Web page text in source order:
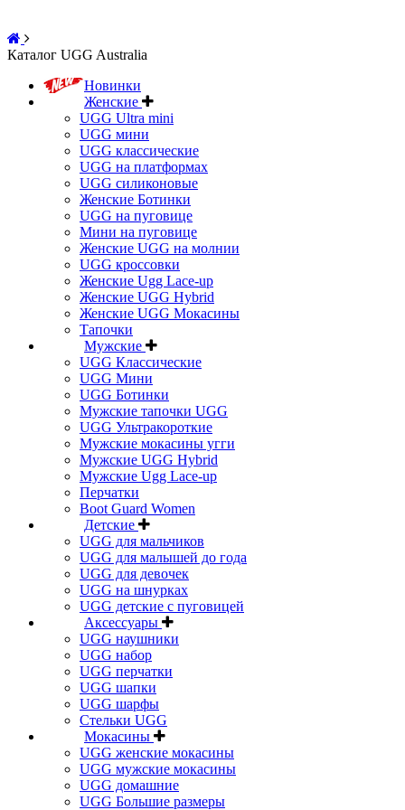
Каталог UGG Australia
Новинки
Женские
UGG Ultra mini
UGG мини
UGG классические
UGG на платформах
UGG силиконовые
Женские Ботинки
UGG на пуговице
Мини на пуговице
Женские UGG на молнии
UGG кроссовки
Женские Ugg Lace-up
Женские UGG Hybrid
Женские UGG Мокасины
Тапочки
Мужские
UGG Классические
UGG Мини
UGG Ботинки
Мужские тапочки UGG
UGG Ультракороткие
Мужские мокасины угги
Мужские UGG Hybrid
Мужские Ugg Lace-up
Перчатки
Boot Guard Women
Детские
UGG для мальчиков
UGG для малышей до года
UGG для девочек
UGG на шнурках
UGG детские с пуговицей
Аксессуары
UGG наушники
UGG набор
UGG перчатки
UGG шапки
UGG шарфы
Стельки UGG
Мокасины
UGG женские мокасины
UGG мужские мокасины
UGG домашние
UGG Большие размеры